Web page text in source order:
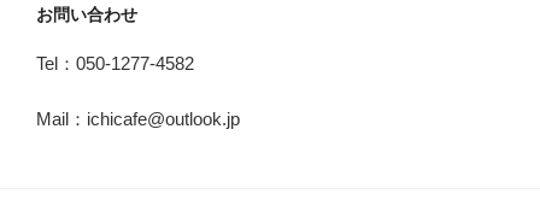
お問い合わせ
Tel：050-1277-4582
Mail：ichicafe@outlook.jp